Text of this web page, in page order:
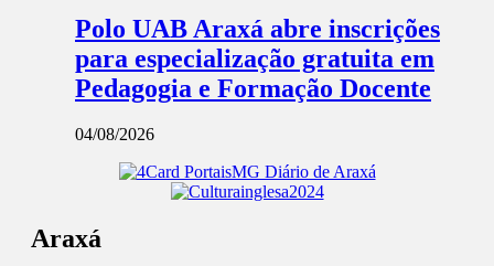
Polo UAB Araxá abre inscrições
para especialização gratuita em
Pedagogia e Formação Docente
04/08/2026
Araxá